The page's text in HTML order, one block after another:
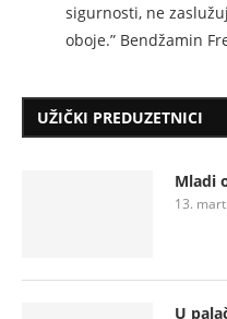
sigurnosti, ne
oboje.” Bendžamin
UŽIČKI PREDUZETNICI
Mladi
13.
U